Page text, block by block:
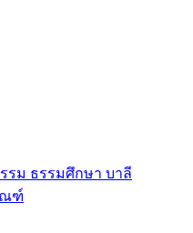
รม ธรรมศึกษา บาลี
ณฑ์